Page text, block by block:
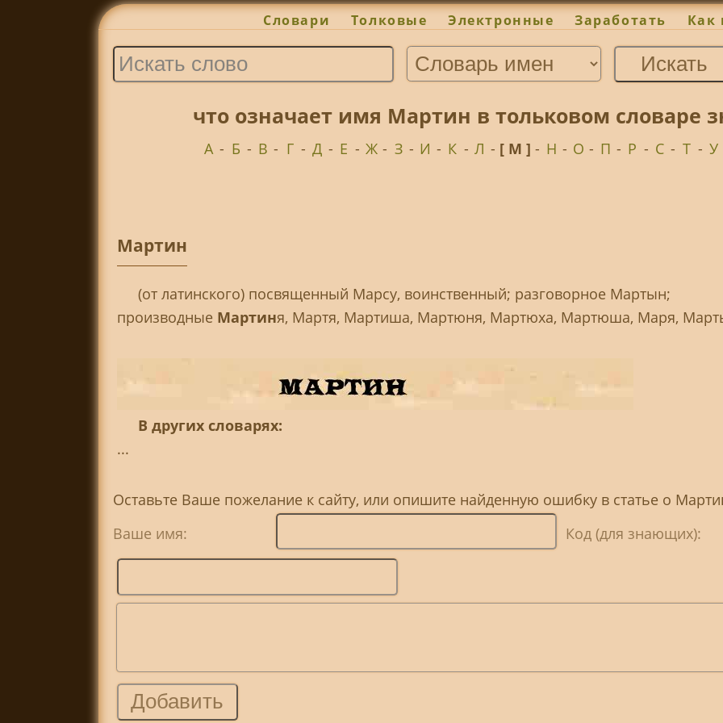
Словари Толковые Электронные Заработать Как
что означает имя Мартин в тольковом словаре
А - Б - В - Г - Д - Е - Ж - З - И - К - Л - [ М ]- Н - О - П - Р - С - Т - У
Мартин
(от латинского) посвященный Марсу, воинственный; разговорное Мартын;
производные Мартиня, Мартя, Мартиша, Мартюня, Мартюха, Мартюша, Маря,
В других словарях:
...
Оставьте Ваше пожелание к сайту, или опишите найденную ошибку в статье о
Ваше имя:
Код (для знающих):